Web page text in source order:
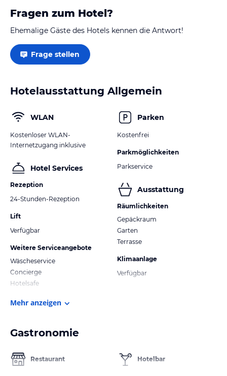
Fragen zum Hotel?
Ehemalige Gäste des Hotels kennen die Antwort!
Frage stellen
Hotelausstattung Allgemein
WLAN
Kostenloser WLAN-
Internetzugang inklusive
Hotel Services
Rezeption
24-Stunden-Rezeption
Lift
Verfügbar
Weitere Serviceangebote
Wäscheservice
Concierge
Hotelsafe
Parken
Kostenfrei
Parkmöglichkeiten
Parkservice
Ausstattung
Räumlichkeiten
Gepäckraum
Garten
Terrasse
Klimaanlage
Verfügbar
Mehr anzeigen
Gastronomie
Restaurant Hotelbar